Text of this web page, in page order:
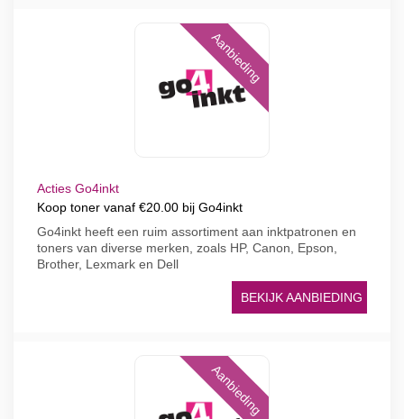
Aanbieding
Acties Go4inkt
Koop toner vanaf €20.00 bij Go4inkt
Go4inkt heeft een ruim assortiment aan inktpatronen en
toners van diverse merken, zoals HP, Canon, Epson,
Brother, Lexmark en Dell
BEKIJK AANBIEDING
Aanbieding